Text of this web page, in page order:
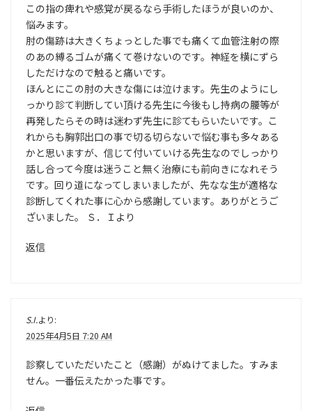
この指の痺れや感覚が戻るなら手術したほうが良いのか、
悩みます。
肘の傷跡は大きくちょっとした事でも痛くて血管注射の際
のあの縛るゴムが痛くて巻けないのです。神経を横にずら
しただけなので触ると痛いです。
ほんとにこの肘の大きな傷には泣けます。先生のようにし
っかり診て判断してい頂ける先生に今後もし持病の腰等が
再発したらその時は迷わず先生に診てもらいたいです。こ
れからも胸郭出口の事で切る切らないで悩む事も多々ある
かと思いますが、信じて付いていける先生なのでしっかり
話し合って今度は迷うこと無く治療にも前向きになれそう
です。回り道になってしまいましたが、先なな生が適格な
診断してくれた事に心から感謝しています。ありがとうご
ざいました。 Ｓ．Ｉより
返信
S.I.より:
2025年4月5日 7:20 AM
診察していただいたこと（感謝）がぬけてました。すみま
せん。一番伝えたかった事です。